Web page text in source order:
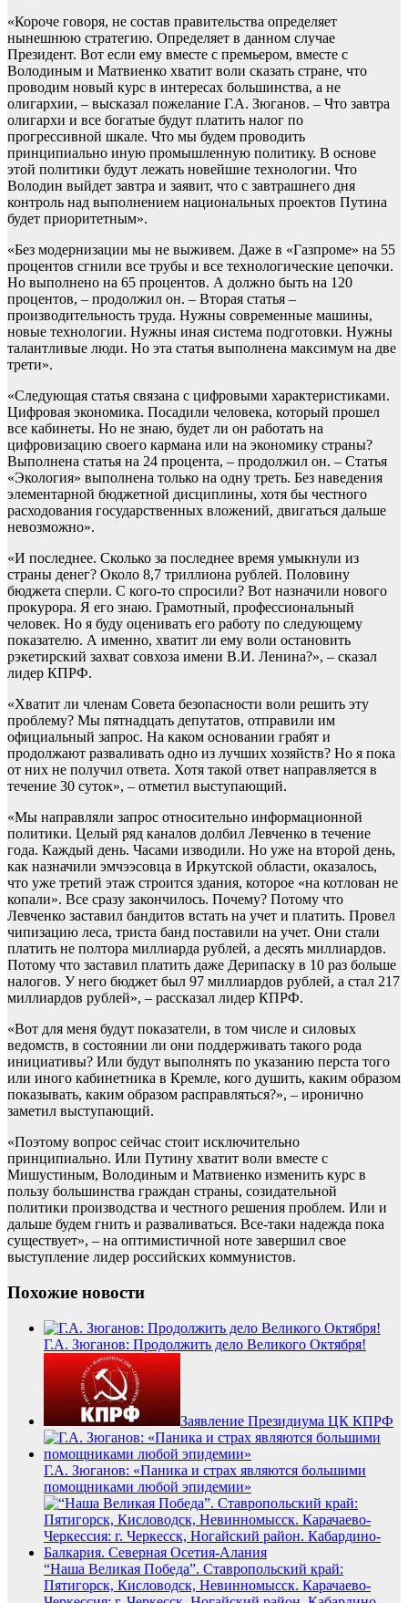
«Короче говоря, не состав правительства определяет
нынешнюю стратегию. Определяет в данном случае
Президент. Вот если ему вместе с премьером, вместе с
Володиным и Матвиенко хватит воли сказать стране, что
проводим новый курс в интересах большинства, а не
олигархии, – высказал пожелание Г.А. Зюганов. – Что завтра
олигархи и все богатые будут платить налог по
прогрессивной шкале. Что мы будем проводить
принципиально иную промышленную политику. В основе
этой политики будут лежать новейшие технологии. Что
Володин выйдет завтра и заявит, что с завтрашнего дня
контроль над выполнением национальных проектов Путина
будет приоритетным».
«Без модернизации мы не выживем. Даже в «Газпроме» на 55
процентов сгнили все трубы и все технологические цепочки.
Но выполнено на 65 процентов. А должно быть на 120
процентов, – продолжил он. – Вторая статья –
производительность труда. Нужны современные машины,
новые технологии. Нужны иная система подготовки. Нужны
талантливые люди. Но эта статья выполнена максимум на две
трети».
«Следующая статья связана с цифровыми характеристиками.
Цифровая экономика. Посадили человека, который прошел
все кабинеты. Но не знаю, будет ли он работать на
цифровизацию своего кармана или на экономику страны?
Выполнена статья на 24 процента, – продолжил он. – Статья
«Экология» выполнена только на одну треть. Без наведения
элементарной бюджетной дисциплины, хотя бы честного
расходования государственных вложений, двигаться дальше
невозможно».
«И последнее. Сколько за последнее время умыкнули из
страны денег? Около 8,7 триллиона рублей. Половину
бюджета сперли. С кого-то спросили? Вот назначили нового
прокурора. Я его знаю. Грамотный, профессиональный
человек. Но я буду оценивать его работу по следующему
показателю. А именно, хватит ли ему воли остановить
рэкетирский захват совхоза имени В.И. Ленина?», – сказал
лидер КПРФ.
«Хватит ли членам Совета безопасности воли решить эту
проблему? Мы пятнадцать депутатов, отправили им
официальный запрос. На каком основании грабят и
продолжают разваливать одно из лучших хозяйств? Но я пока
от них не получил ответа. Хотя такой ответ направляется в
течение 30 суток», – отметил выступающий.
«Мы направляли запрос относительно информационной
политики. Целый ряд каналов долбил Левченко в течение
года. Каждый день. Часами изводили. Но уже на второй день,
как назначили эмчээсовца в Иркутской области, оказалось,
что уже третий этаж строится здания, которое «на котлован не
копали». Все сразу закончилось. Почему? Потому что
Левченко заставил бандитов встать на учет и платить. Провел
чипизацию леса, триста банд поставили на учет. Они стали
платить не полтора миллиарда рублей, а десять миллиардов.
Потому что заставил платить даже Дерипаску в 10 раз больше
налогов. У него бюджет был 97 миллиардов рублей, а стал 217
миллиардов рублей», – рассказал лидер КПРФ.
«Вот для меня будут показатели, в том числе и силовых
ведомств, в состоянии ли они поддерживать такого рода
инициативы? Или будут выполнять по указанию перста того
или иного кабинетника в Кремле, кого душить, каким образом
показывать, каким образом расправляться?», – иронично
заметил выступающий.
«Поэтому вопрос сейчас стоит исключительно
принципиально. Или Путину хватит воли вместе с
Мишустиным, Володиным и Матвиенко изменить курс в
пользу большинства граждан страны, созидательной
политики производства и честного решения проблем. Или и
дальше будем гнить и разваливаться. Все-таки надежда пока
существует», – на оптимистичной ноте завершил свое
выступление лидер российских коммунистов.
Похожие новости
Г.А. Зюганов: Продолжить дело Великого Октября!
Заявление Президиума ЦК КПРФ
Г.А. Зюганов: «Паника и страх являются большими
помощниками любой эпидемии»
“Наша Великая Победа”. Ставропольский край:
Пятигорск, Кисловодск, Невинномысск. Карачаево-